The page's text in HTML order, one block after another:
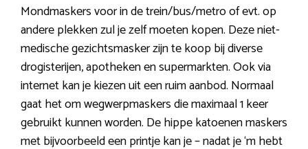
Mondmaskers voor in de trein/bus/metro of evt. op
andere plekken zul je zelf moeten kopen. Deze niet-
medische gezichtsmasker zijn te koop bij diverse
drogisterijen, apotheken en supermarkten. Ook via
internet kan je kiezen uit een ruim aanbod. Normaal
gaat het om wegwerpmaskers die maximaal 1 keer
gebruikt kunnen worden. De hippe katoenen maskers
met bijvoorbeeld een printje kan je – nadat je ‘m hebt